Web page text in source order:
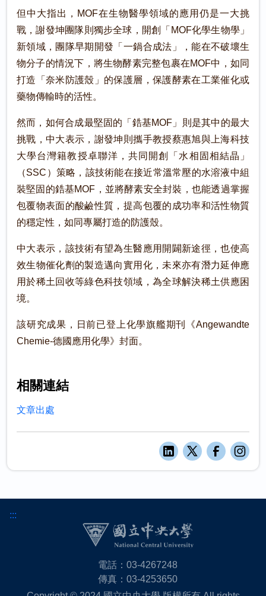
但中大指出，MOF在生物醫學領域的應用仍是一大挑
戰，謝發坤團隊則獨步全球，開創「MOF化學生物學」
新領域，團隊早期開發「一鍋合成法」，能在不破壞生
物分子的情況下，將生物酵素完整包裹在MOF中，如同
打造「奈米防護殼」的保護層，保護酵素在工業催化或
藥物傳輸時的活性。
然而，如何合成最堅固的「鋯基MOF」則是其中的最大
挑戰，中大表示，謝發坤則攜手教授蔡惠旭與上海科技
大學台灣籍教授卓聯洋，共同開創「水相固相結晶」
（SSC）策略，該技術能在接近常溫常壓的水溶液中組
裝堅固的鋯基MOF，並將酵素安全封裝，也能透過掌握
包覆物表面的酸鹼性質，提高包覆的成功率和活性物質
的穩定性，如同專屬打造的防護殼。
中大表示，該技術有望為生醫應用開闢新途徑，也使高
效生物催化劑的製造邁向實用化，未來亦有潛力延伸應
用於稀土回收等綠色科技領域，為全球解決稀土供應困
境。
該研究成果，日前已登上化學旗艦期刊《Angewandte
Chemie-德國應用化學》封面。
相關連結
文章出處
:::
電話：03-4267248
傳真：03-4253650